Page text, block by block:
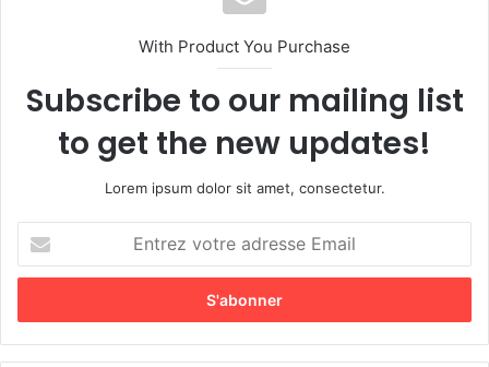
With Product You Purchase
Subscribe to our mailing list
to get the new updates!
Lorem ipsum dolor sit amet, consectetur.
t
e
z